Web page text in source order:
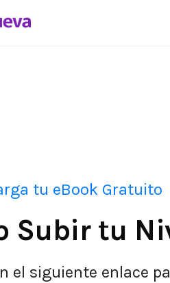
tu eBook Gratuito
Subir tu
el siguiente enlace